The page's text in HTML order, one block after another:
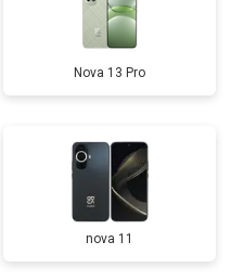
Nova 13 Pro
nova 11